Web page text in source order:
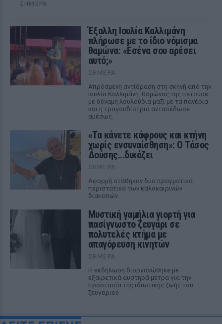
ΣΉΜΕΡΑ
Έξαλλη Ιουλία Καλλιμάνη
πλήρωσε με το ίδιο νόμισμα
θαμώνα: «Εσένα σου αρέσει
αυτό;»
ΣΉΜΕΡΑ
Απρόσμενη αντίδραση στη σκηνή από την
Ιουλία Καλλιμάνη: θαμώνας της πετούσε
με δύναμη λουλούδια μαζί με τα πανέρια
και η τραγουδίστρια ανταπέδωσε
αμέσως.
«Τα κάνετε κάφρους και κτήνη
χωρίς ενσυναίσθηση»: Ο Τάσος
Δούσης...δικάζει
ΣΉΜΕΡΑ
Αφορμή στάθηκαν δύο πραγματικά
περιστατικά των καλοκαιρινών
διακοπών
Μυστική γαμήλια γιορτή για
πασίγνωστο ζευγάρι σε
πολυτελές κτήμα με
απαγόρευση κινητών
ΣΉΜΕΡΑ
Η εκδήλωση διοργανώθηκε με
εξαιρετικά αυστηρά μέτρα για την
προστασία της ιδιωτικής ζωής του
ζευγαριού